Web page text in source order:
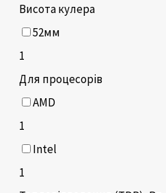
Висота кулера
52мм
1
Для процесорів
AMD
1
Intel
1